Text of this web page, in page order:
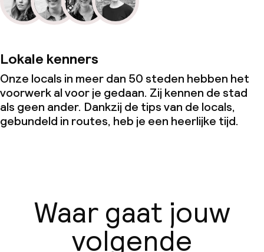
Lokale kenners
Onze locals in meer dan 50 steden hebben het
voorwerk al voor je gedaan. Zij kennen de stad
als geen ander. Dankzij de tips van de locals,
gebundeld in routes, heb je een heerlijke tijd.
Waar gaat jouw
volgende